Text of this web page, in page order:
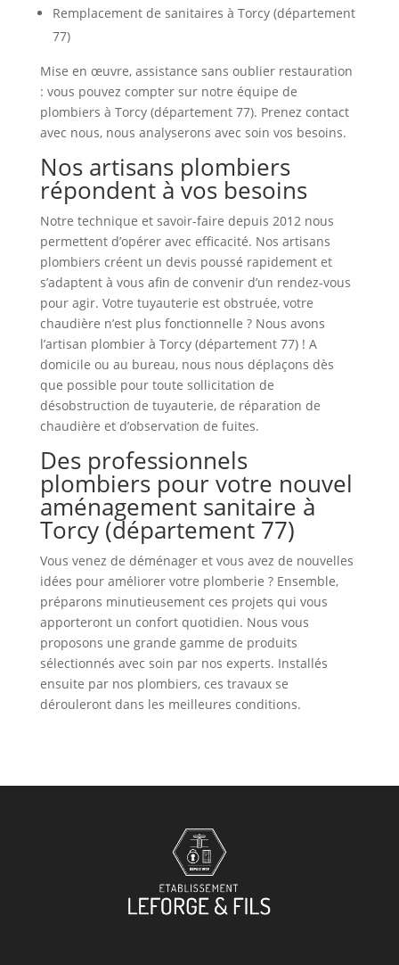
Remplacement de sanitaires à Torcy (département
77)
Mise en œuvre, assistance sans oublier restauration
: vous pouvez compter sur notre équipe de
plombiers à Torcy (département 77). Prenez contact
avec nous, nous analyserons avec soin vos besoins.
Nos artisans plombiers
répondent à vos besoins
Notre technique et savoir-faire depuis 2012 nous
permettent d’opérer avec efficacité. Nos artisans
plombiers créent un devis poussé rapidement et
s’adaptent à vous afin de convenir d’un rendez-vous
pour agir. Votre tuyauterie est obstruée, votre
chaudière n’est plus fonctionnelle ? Nous avons
l’artisan plombier à Torcy (département 77) ! A
domicile ou au bureau, nous nous déplaçons dès
que possible pour toute sollicitation de
désobstruction de tuyauterie, de réparation de
chaudière et d’observation de fuites.
Des professionnels
plombiers pour votre nouvel
aménagement sanitaire à
Torcy (département 77)
Vous venez de déménager et vous avez de nouvelles
idées pour améliorer votre plomberie ? Ensemble,
préparons minutieusement ces projets qui vous
apporteront un confort quotidien. Nous vous
proposons une grande gamme de produits
sélectionnés avec soin par nos experts. Installés
ensuite par nos plombiers, ces travaux se
dérouleront dans les meilleures conditions.